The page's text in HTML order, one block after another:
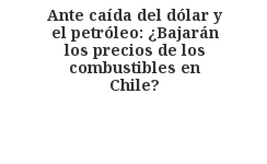
Ante caída del dólar y
el petróleo: ¿Bajarán
los precios de los
combustibles en
Chile?